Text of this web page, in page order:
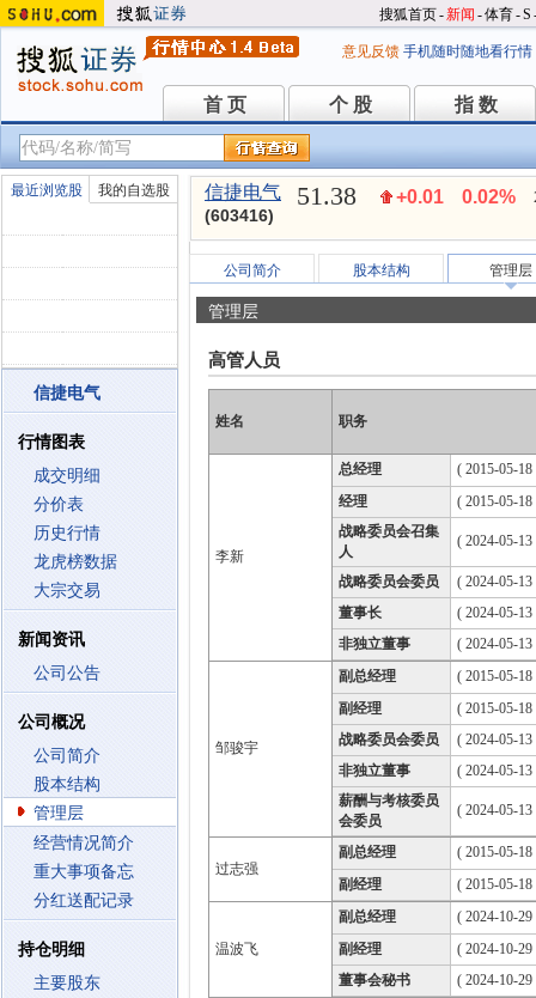
搜狐首页-新闻 -体育-S
意见反馈 手机随时随地看行情
首 页
首 页 个 股
个 股 指 数
指 数
最近浏览股 我的自选股
信捷电气
行情图表
成交明细
分价表
历史行情
龙虎榜数据
大宗交易
新闻资讯
公司公告
公司概况
公司简介
股本结构
管理层
经营情况简介
重大事项备忘
分红送配记录
持仓明细
主要股东
信捷电气
(603416)
51.38 +0.01 0.02%
公司简介 股本结构 管理层
管理层
高管人员
姓名 职务
李新
总经理
( 2015-05-
经理
( 2015-05-
战略委员会召集
人
( 2024-05-
战略委员会委员
( 2024-05-
董事长
( 2024-05-
非独立董事
( 2024-05-
邹骏宇
副总经理
( 2015-05-
副经理
( 2015-05-
战略委员会委员
( 2024-05-
非独立董事
( 2024-05-
薪酬与考核委员
会委员
( 2024-05-
过志强
副总经理
( 2015-05-
副经理
( 2015-05-
温波飞
副总经理
( 2024-10-
副经理
( 2024-10-
董事会秘书
( 2024-10-